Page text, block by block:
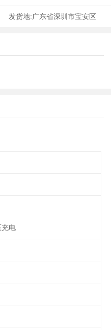
发货地:广东省深圳市宝安区
充电